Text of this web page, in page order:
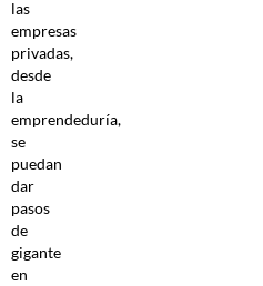
las
empresas
privadas,
desde
la
emprendeduría,
se
puedan
dar
pasos
de
gigante
en